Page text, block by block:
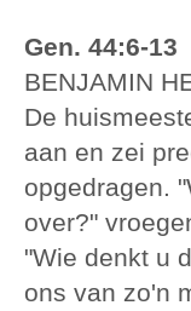
Gen. 44:6-13
BENJAMIN
De
aan en zei
opgedragen.
over?"
"Wie denkt u
ons van zo'n